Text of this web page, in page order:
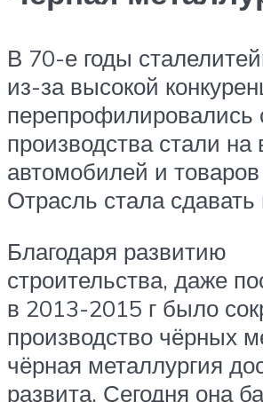
В 70-е годы
из-за высокой
перепрофилировались
производства стали на
автомобилей и товаров
Отрасль стала сдавать
Благодаря развитию
строительства, даже
в 2013-2015 г было
производство чёрных
чёрная металлургия
развита. Сегодня она